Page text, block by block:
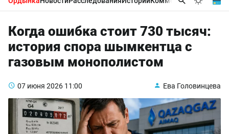
Когда ошибка стоит 730 тысяч:
история спора шымкентца с
газовым монополистом
07 июня 2026 11:00 Ева Головинцева